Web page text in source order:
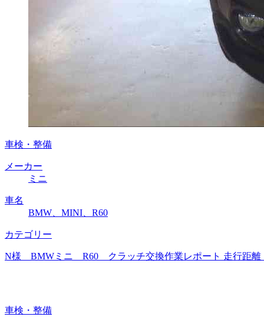
車検・整備
メーカー
ミニ
車名
BMW、MINI、R60
カテゴリー
N様 BMWミニ R60 クラッチ交換作業レポート 走行距離
車検・整備